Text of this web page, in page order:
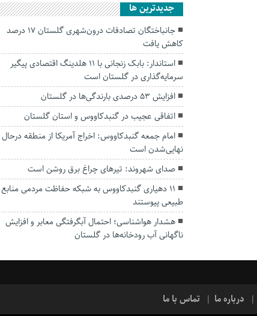
جديدترين ها
جانباختگان تصادفات درون‌شهری گلستان ۱۷ درصد
کاهش یافت
استاندار: بابک زنجانی با ۱۱ هلدینگ اقتصادی پیگیر
سرمایه‌گذاری در گلستان است
افزایش ۵۳ درصدی بارندگی‌ها در گلستان
اتفاقی عجیب در‌ گنبدکاووس و استان گلستان
امام جمعه گنبدکاووس: اخراج آمریکا از منطقه درحال
نهایی‌شدن است
صدای شهروند: تیرهای چراغ برق روشن است
۱۱ دهیاری گنبدکاووس به شبکه حفاظت مردمی منابع
طبیعی پیوستند
هشدار هواشناسی؛ احتمال آبگرفتگی معابر و افزایش
ناگهانی آب رودخانه‌ها در گلستان
درباره ما تماس با ما